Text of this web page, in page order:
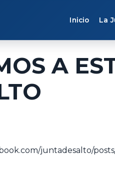
Inicio La
A
juntadesalto/